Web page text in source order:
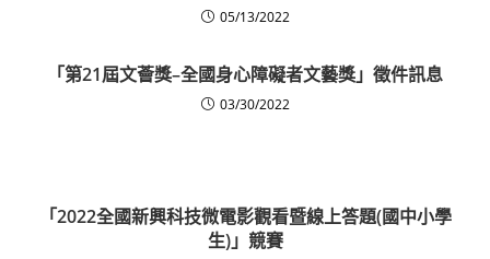
05/13/2022
「第21屆文薈獎–全國身心障礙者文藝獎」徵件訊息
03/30/2022
「2022全國新興科技微電影觀看暨線上答題(國中小學
生)」競賽